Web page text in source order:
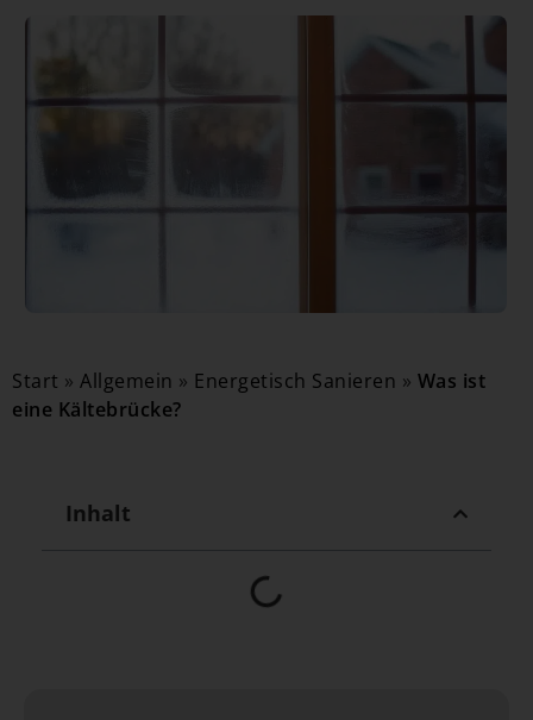
Start » Allgemein » Energetisch Sanieren » Was ist
eine Kältebrücke?
Inhalt